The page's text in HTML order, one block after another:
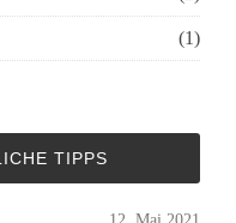
(1)
TIPPS